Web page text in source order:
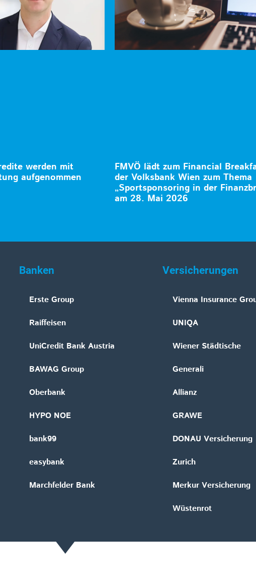
werden mit
aufgenommen
FMVÖ lädt zum Financial
der Volksbank Wien zum Thema
„Sportsponsoring in der
am 28. Mai 2026
Banken
Erste Group
Raiffeisen
UniCredit Bank Austria
BAWAG Group
Oberbank
HYPO NOE
bank99
easybank
Marchfelder Bank
Versicherungen
Vienna Insurance
UNIQA
Wiener Städtische
Generali
Allianz
GRAWE
DONAU Versicherung
Zurich
Merkur Versicherung
Wüstenrot